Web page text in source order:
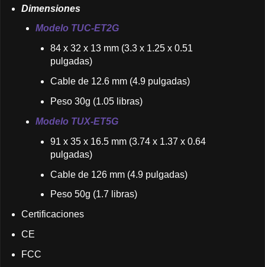
Dimensiones
Modelo TUC-ET2G
84 x 32 x 13 mm (3.3 x 1.25 x 0.51
pulgadas)
Cable de 12.6 mm (4.9 pulgadas)
Peso 30g (1.05 libras)
Modelo TUX-ET5G
91 x 35 x 16.5 mm (3.74 x 1.37 x 0.64
pulgadas)
Cable de 126 mm (4.9 pulgadas)
Peso 50g (1.7 libras)
Certificaciones
CE
FCC